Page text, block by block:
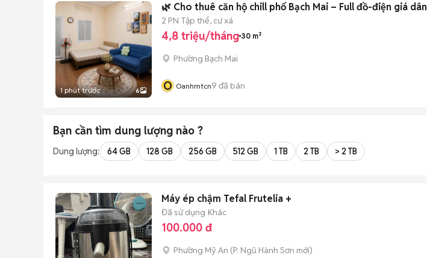
1 phút trước 6
🌿 Cho thuê căn hộ chill phố Bạch Mai – Full đồ-điện giá dân
2 PN Tập thể, cư xá
4,8 triệu/tháng 30 m²
Phường Bạch Mai
O Oanhmtcn9 đã bán
Bạn cần tìm dung lượng nào ?
Dung lượng: 64 GB 128 GB 256 GB 512 GB 1 TB 2 TB > 2 TB
Máy ép chậm Tefal Frutelia +
Đã sử dụng Khác
100.000 đ
Phường Mỹ An (P. Ngũ Hành Sơn mới)